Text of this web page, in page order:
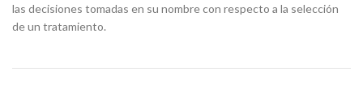
las decisiones tomadas en su nombre con respecto a la selección
de un tratamiento.